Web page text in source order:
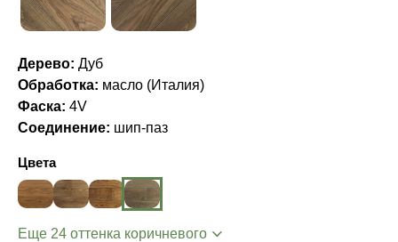
Дерево: Дуб
Обработка: масло (Италия)
Фаска: 4V
Соединение: шип-паз
Цвета
Еще 24 оттенка коричневого